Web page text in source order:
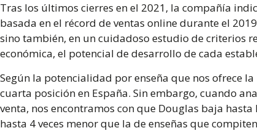
Tras los últimos cierres en el 2021, la compañía
basada en el récord de ventas online durante el
sino también, en un cuidadoso estudio de criterios
económica, el potencial de desarrollo de cada
Según la potencialidad por enseña que nos ofrece
cuarta posición en España. Sin embargo, cuando
venta, nos encontramos con que Douglas baja
hasta 4 veces menor que la de enseñas que